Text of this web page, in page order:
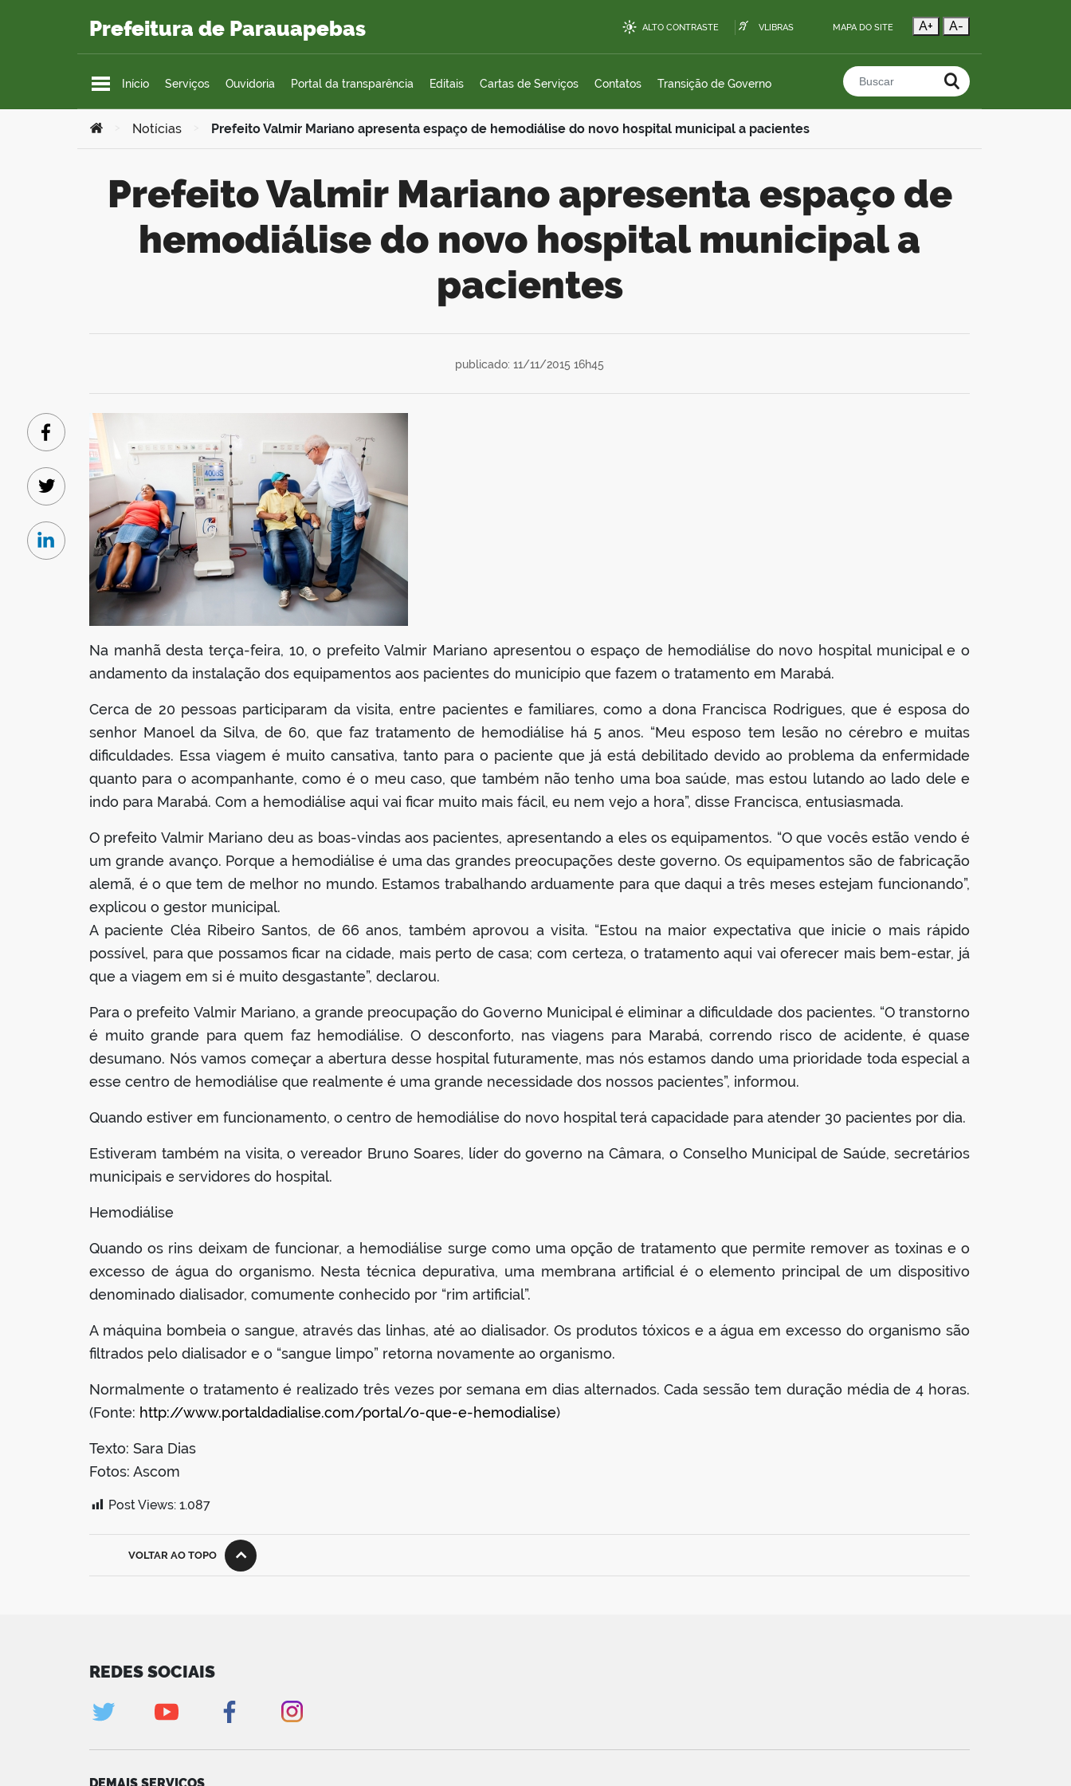
Prefeitura de Parauapebas ALTO CONTRASTE VLIBRAS MAPA DO SITE A+ A-
Início Serviços Ouvidoria Portal da transparência Editais Cartas de Serviços Contatos Transição de Governo Buscar no portal
Você está aqui:
Notícias Prefeito Valmir Mariano apresenta espaço de hemodiálise do novo hospital municipal a pacientes
Prefeito Valmir Mariano apresenta espaço de
hemodiálise do novo hospital municipal a
pacientes
publicado: 11/11/2015 16h45
Na manhã desta terça-feira, 10, o prefeito Valmir Mariano apresentou o espaço de hemodiálise do novo hospital municipal e o
andamento da instalação dos equipamentos aos pacientes do município que fazem o tratamento em Marabá.
Cerca de 20 pessoas participaram da visita, entre pacientes e familiares, como a dona Francisca Rodrigues, que é esposa do
senhor Manoel da Silva, de 60, que faz tratamento de hemodiálise há 5 anos. “Meu esposo tem lesão no cérebro e muitas
dificuldades. Essa viagem é muito cansativa, tanto para o paciente que já está debilitado devido ao problema da enfermidade
quanto para o acompanhante, como é o meu caso, que também não tenho uma boa saúde, mas estou lutando ao lado dele e
indo para Marabá. Com a hemodiálise aqui vai ficar muito mais fácil, eu nem vejo a hora”, disse Francisca, entusiasmada.
O prefeito Valmir Mariano deu as boas-vindas aos pacientes, apresentando a eles os equipamentos. “O que vocês estão vendo é
um grande avanço. Porque a hemodiálise é uma das grandes preocupações deste governo. Os equipamentos são de fabricação
alemã, é o que tem de melhor no mundo. Estamos trabalhando arduamente para que daqui a três meses estejam funcionando”,
explicou o gestor municipal.
A paciente Cléa Ribeiro Santos, de 66 anos, também aprovou a visita. “Estou na maior expectativa que inicie o mais rápido
possível, para que possamos ficar na cidade, mais perto de casa; com certeza, o tratamento aqui vai oferecer mais bem-estar, já
que a viagem em si é muito desgastante”, declarou.
Para o prefeito Valmir Mariano, a grande preocupação do Governo Municipal é eliminar a dificuldade dos pacientes. “O transtorno
é muito grande para quem faz hemodiálise. O desconforto, nas viagens para Marabá, correndo risco de acidente, é quase
desumano. Nós vamos começar a abertura desse hospital futuramente, mas nós estamos dando uma prioridade toda especial a
esse centro de hemodiálise que realmente é uma grande necessidade dos nossos pacientes”, informou.
Quando estiver em funcionamento, o centro de hemodiálise do novo hospital terá capacidade para atender 30 pacientes por dia.
Estiveram também na visita, o vereador Bruno Soares, líder do governo na Câmara, o Conselho Municipal de Saúde, secretários
municipais e servidores do hospital.
Hemodiálise
Quando os rins deixam de funcionar, a hemodiálise surge como uma opção de tratamento que permite remover as toxinas e o
excesso de água do organismo. Nesta técnica depurativa, uma membrana artificial é o elemento principal de um dispositivo
denominado dialisador, comumente conhecido por “rim artificial”.
A máquina bombeia o sangue, através das linhas, até ao dialisador. Os produtos tóxicos e a água em excesso do organismo são
filtrados pelo dialisador e o “sangue limpo” retorna novamente ao organismo.
Normalmente o tratamento é realizado três vezes por semana em dias alternados. Cada sessão tem duração média de 4 horas.
(Fonte: http://www.portaldadialise.com/portal/o-que-e-hemodialise)
Texto: Sara Dias
Fotos: Ascom
Facebook
Twitter
Linkedin
Post Views: 1.087
VOLTAR AO TOPO
REDES SOCIAIS